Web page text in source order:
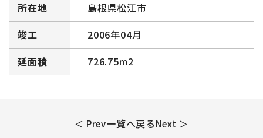
所在地
島根県松江市
竣工
2006年04月
延面積
726.75m2
＜ Prev一覧へ戻るNext ＞